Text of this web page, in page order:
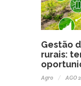
Gestão
rurais:
Agro
AGO